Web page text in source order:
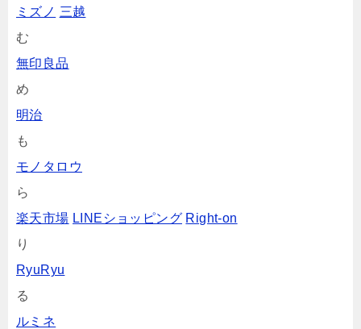
ミズノ 三越
む
無印良品
め
明治
も
モノタロウ
ら
楽天市場 LINEショッピング Right-on
り
RyuRyu
る
ルミネ